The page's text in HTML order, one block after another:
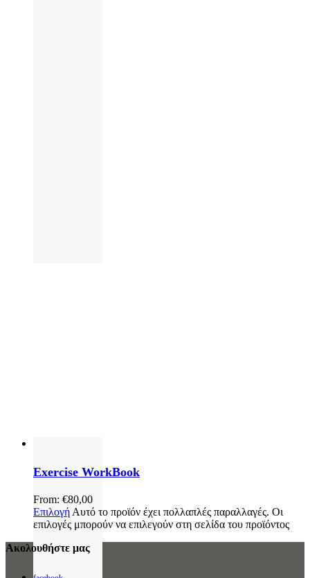
Exercise WorkBook
From: €80,00
Επιλογή Αυτό το προϊόν έχει πολλαπλές παραλλαγές. Οι
επιλογές μπορούν να επιλεγούν στη σελίδα του προϊόντος
Ακολουθήστε μας